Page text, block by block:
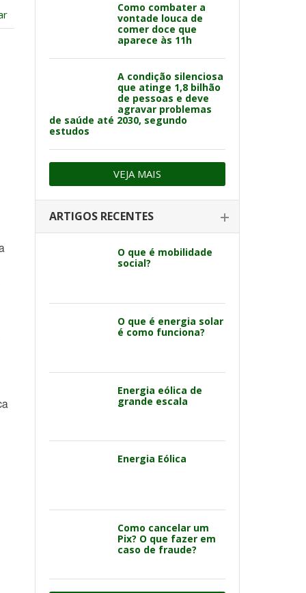
Como combater a
vontade louca de
comer doce que
aparece às 11h
A condição silenciosa
que atinge 1,8 bilhão
de pessoas e deve
agravar problemas
de saúde até 2030, segundo
estudos
VEJA MAIS
ARTIGOS RECENTES
O que é mobilidade
social?
O que é energia solar
é como funciona?
Energia eólica de
grande escala
Energia Eólica
Como cancelar um
Pix? O que fazer em
caso de fraude?